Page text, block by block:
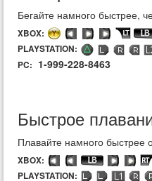
Бегайте намного быстрее,
XBOX:
PLAYSTATION:
PC: 1-999-228-8463
Быстрое
Плавайте намного быстрее
XBOX:
PLAYSTATION: